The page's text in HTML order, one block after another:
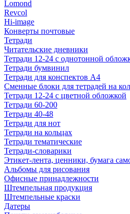
Lomond
Revcol
Hi-image
Конверты почтовые
Тетради
Читательские дневники
Тетради 12-24 с однотонной
Тетради бумвинил
Тетради для конспектов А4
Сменные блоки для тетрадей на
Тетради 12-24 с цветной обложкой
Тетради 60-200
Тетради 40-48
Тетради для нот
Тетради на кольцах
Тетради тематические
Тетради-словарики
Этикет-лента, ценники, бумага
Альбомы для рисования
Офисные принадлежности
Штемпельная продукция
Штемпельные краски
Датеры